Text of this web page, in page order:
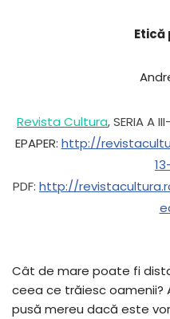
Revista Cultura, SERIA A
EPAPER: http://
PDF: http://
Cât de mare poate fi
ceea ce trăiesc
pusă mereu dacă este